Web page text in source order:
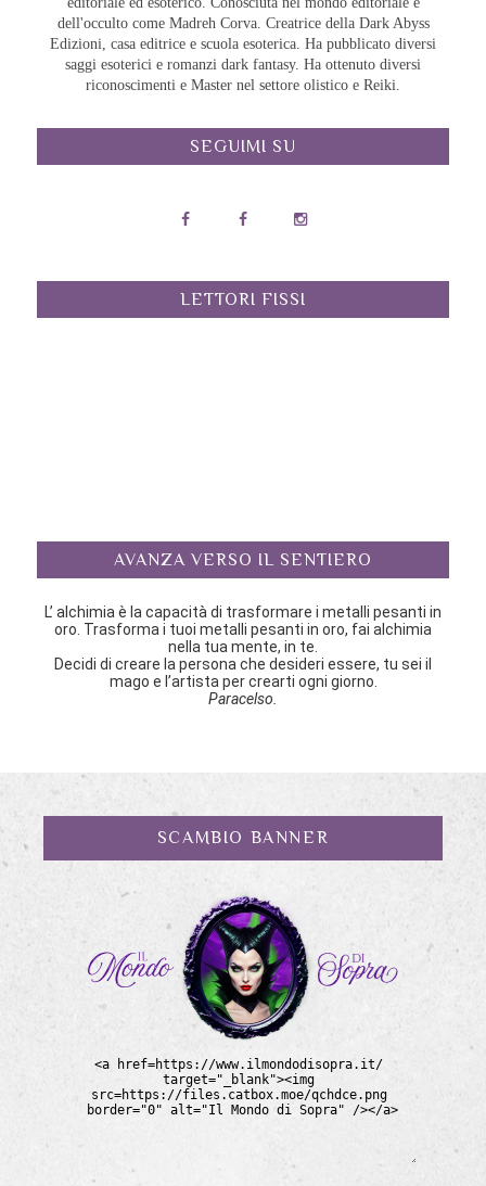
dell'occulto come Madreh Corva. Creatrice della Dark Abyss
Edizioni, casa editrice e scuola esoterica. Ha pubblicato diversi
saggi esoterici e romanzi dark fantasy. Ha ottenuto diversi
riconoscimenti e Master nel settore olistico e Reiki.
SEGUIMI SU
LETTORI FISSI
AVANZA VERSO IL SENTIERO
L’ alchimia è la capacità di trasformare i metalli pesanti in
oro. Trasforma i tuoi metalli pesanti in oro, fai alchimia
nella tua mente, in te.
Decidi di creare la persona che desideri essere, tu sei il
mago e l’artista per crearti ogni giorno.
Paracelso.
SCAMBIO BANNER